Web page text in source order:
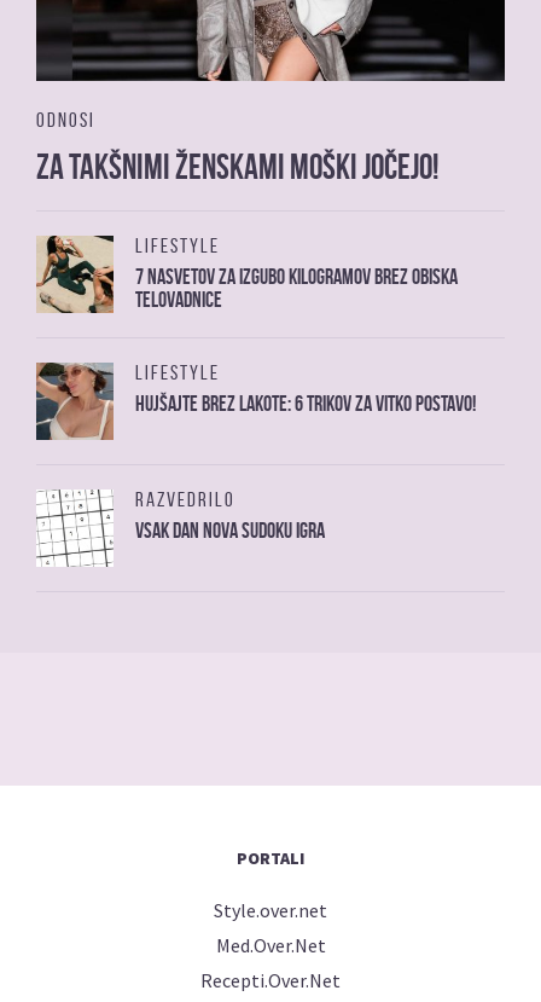
ODNOSI
Za takšnimi ženskami moški jočejo!
LIFESTYLE
7 nasvetov za izgubo kilogramov brez obiska
telovadnice
LIFESTYLE
Hujšajte brez lakote: 6 trikov za vitko postavo!
RAZVEDRILO
Vsak dan nova sudoku igra
PORTALI
Style.over.net
Med.Over.Net
Recepti.Over.Net